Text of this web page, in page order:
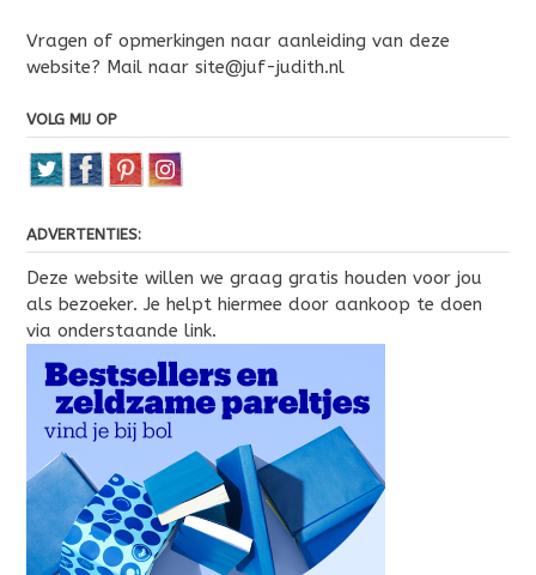
Vragen of opmerkingen naar aanleiding van deze
website? Mail naar site@juf-judith.nl
VOLG MIJ OP
ADVERTENTIES:
Deze website willen we graag gratis houden voor jou
als bezoeker. Je helpt hiermee door aankoop te doen
via onderstaande link.